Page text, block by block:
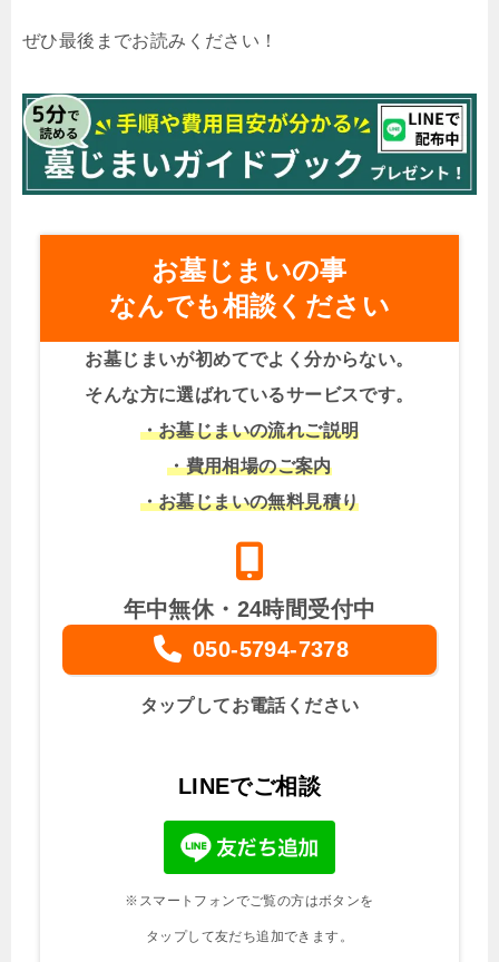
ぜひ最後までお読みください！
お墓じまいの事
なんでも相談ください
お墓じまいが初めてでよく分からない。
そんな方に選ばれているサービスです。
・お墓じまいの流れご説明
・費用相場のご案内
・お墓じまいの無料見積り
年中無休・24時間受付中
050-5794-7378
タップしてお電話ください
LINEでご相談
※スマートフォンでご覧の方はボタンを
タップして友だち追加できます。